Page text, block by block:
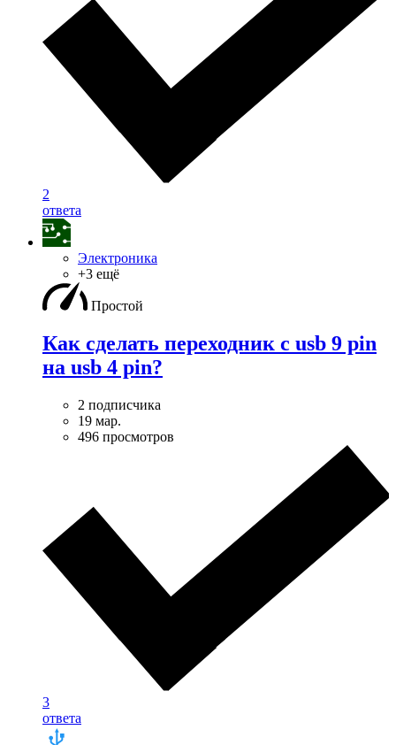
2
ответа
Электроника
+3 ещё
Простой
Как сделать переходник с usb 9 pin
на usb 4 pin?
2 подписчика
19 мар.
496 просмотров
3
ответа